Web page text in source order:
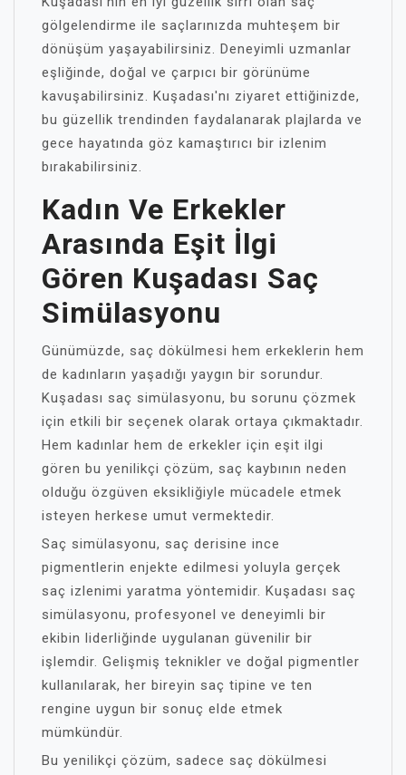
gölgelendirme ile saçlarınızda muhteşem bir
dönüşüm yaşayabilirsiniz. Deneyimli uzmanlar
eşliğinde, doğal ve çarpıcı bir görünüme
kavuşabilirsiniz. Kuşadası'nı ziyaret ettiğinizde,
bu güzellik trendinden faydalanarak plajlarda ve
gece hayatında göz kamaştırıcı bir izlenim
bırakabilirsiniz.
Kadın Ve Erkekler
Arasında Eşit İlgi
Gören Kuşadası Saç
Simülasyonu
Günümüzde, saç dökülmesi hem erkeklerin hem
de kadınların yaşadığı yaygın bir sorundur.
Kuşadası saç simülasyonu, bu sorunu çözmek
için etkili bir seçenek olarak ortaya çıkmaktadır.
Hem kadınlar hem de erkekler için eşit ilgi
gören bu yenilikçi çözüm, saç kaybının neden
olduğu özgüven eksikliğiyle mücadele etmek
isteyen herkese umut vermektedir.
Saç simülasyonu, saç derisine ince
pigmentlerin enjekte edilmesi yoluyla gerçek
saç izlenimi yaratma yöntemidir. Kuşadası saç
simülasyonu, profesyonel ve deneyimli bir
ekibin liderliğinde uygulanan güvenilir bir
işlemdir. Gelişmiş teknikler ve doğal pigmentler
kullanılarak, her bireyin saç tipine ve ten
rengine uygun bir sonuç elde etmek
mümkündür.
Bu yenilikçi çözüm, sadece saç dökülmesi